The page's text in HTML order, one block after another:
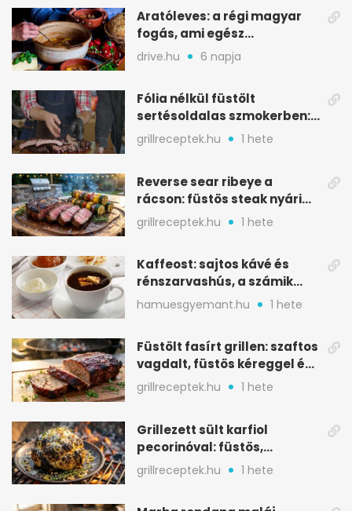
Aratóleves: a régi magyar
fogás, ami egész
csapatokat jóllakatott
drive.hu 6 napja
Fólia nélkül füstölt
sertésoldalas szmokerben:
ropogós bark, 6 óra
grillreceptek.hu 1 hete
Reverse sear ribeye a
rácson: füstös steak nyári
tökkebabbal
grillreceptek.hu 1 hete
Kaffeost: sajtos kávé és
rénszarvashús, a számik
melegítő itala
hamuesgyemant.hu 1 hete
Füstölt fasírt grillen: szaftos
vagdalt, füstös kéreggel és
BBQ mázzal
grillreceptek.hu 1 hete
Grillezett sült karfiol
pecorinóval: füstös,
karamellizált nyári kedvenc
grillreceptek.hu 1 hete